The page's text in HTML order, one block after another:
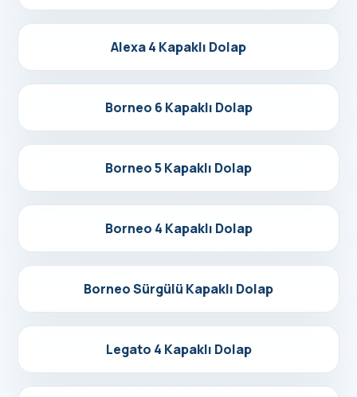
Detayları Gör
Alexa 4 Kapaklı Dolap
Detayları Gör
Borneo 6 Kapaklı Dolap
Detayları Gör
Borneo 5 Kapaklı Dolap
Detayları Gör
Borneo 4 Kapaklı Dolap
Detayları Gör
Borneo Sürgülü Kapaklı Dolap
Detayları Gör
Legato 4 Kapaklı Dolap